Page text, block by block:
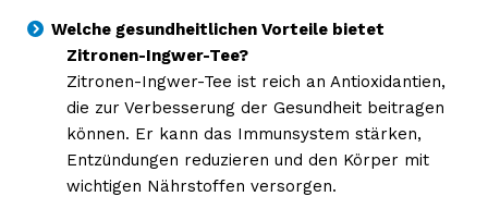
Welche gesundheitlichen Vorteile bietet
Zitronen-Ingwer-Tee?
Zitronen-Ingwer-Tee ist reich an Antioxidantien,
die zur Verbesserung der Gesundheit beitragen
können. Er kann das Immunsystem stärken,
Entzündungen reduzieren und den Körper mit
wichtigen Nährstoffen versorgen.